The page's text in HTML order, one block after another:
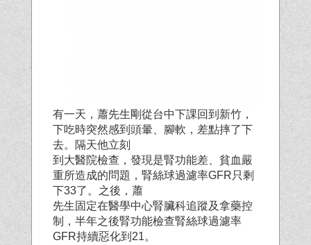
有一天，蕭先生剛從台中下課回到新竹，
下吃時突然感到頭暈、腳軟，差點摔了下
去。隔天他立刻
到大醫院檢查，發現是腎功能差、貧血嚴
重所造成的問題，腎絲球過濾率GFR只剩
下33了。之後，蕭
先生固定在醫學中心腎臟科追蹤及拿藥控
制，半年之後腎功能檢查腎絲球過濾率
GFR持續惡化到21。